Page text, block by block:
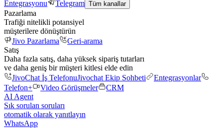
Entegrasyonu
Telegram Tüm kanallar
Pazarlama
Trafiği nitelikli potansiyel
müşterilere dönüştürün
Jivo Pazarlama
Geri-arama
Satış
Daha fazla satış, daha yüksek sipariş tutarları
ve daha geniş bir müşteri kitlesi elde edin
JivoChat İş TelefonuJivochat Ekip Sohbeti
Entegrasyonlar
Telefon+
Video Görüşmeler
CRM
AI Agent
Sık sorulan soruları
otomatik olarak yanıtlayın
WhatsApp